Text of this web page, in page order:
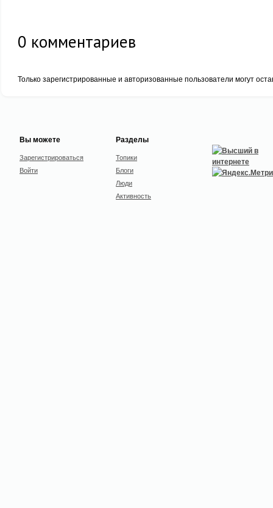
0 комментариев
Только зарегистрированные и авторизованные пользователи могут
Вы можете
Зарегистрироваться
Войти
Разделы
Топики
Блоги
Люди
Активность